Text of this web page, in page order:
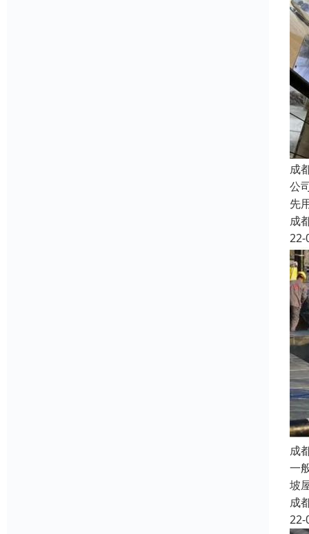
成
公
先
成
22-
成
一
坡
成
22-